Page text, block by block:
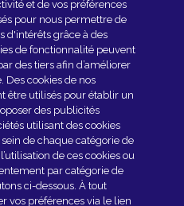
le club
PLUS
et de vos préférences
pour nous permettre de
d'intérêts grâce à des
de fonctionnalité peuvent
des tiers afin d’améliorer
Des cookies de nos
être utilisés pour établir un
des publicités
utilisant des cookies
de chaque catégorie de
de ces cookies ou
par catégorie de
ci-dessous. À tout
vos préférences via le lien